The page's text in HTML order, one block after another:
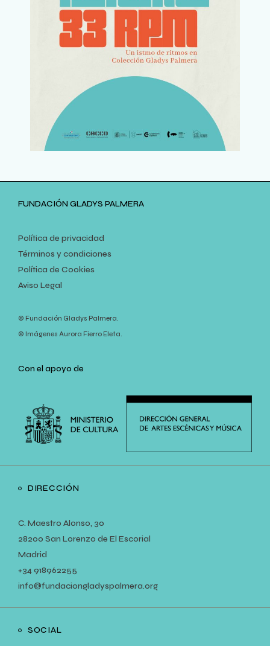
FUNDACIÓN GLADYS PALMERA
Política de privacidad
Términos y condiciones
Política de Cookies
Aviso Legal
© Fundación Gladys Palmera.
© Imágenes Aurora Fierro Eleta.
Con el apoyo de
DIRECCIÓN
C. Maestro Alonso, 30
28200 San Lorenzo de El Escorial
Madrid
+34918962255
info@fundaciongladyspalmera.org
SOCIAL